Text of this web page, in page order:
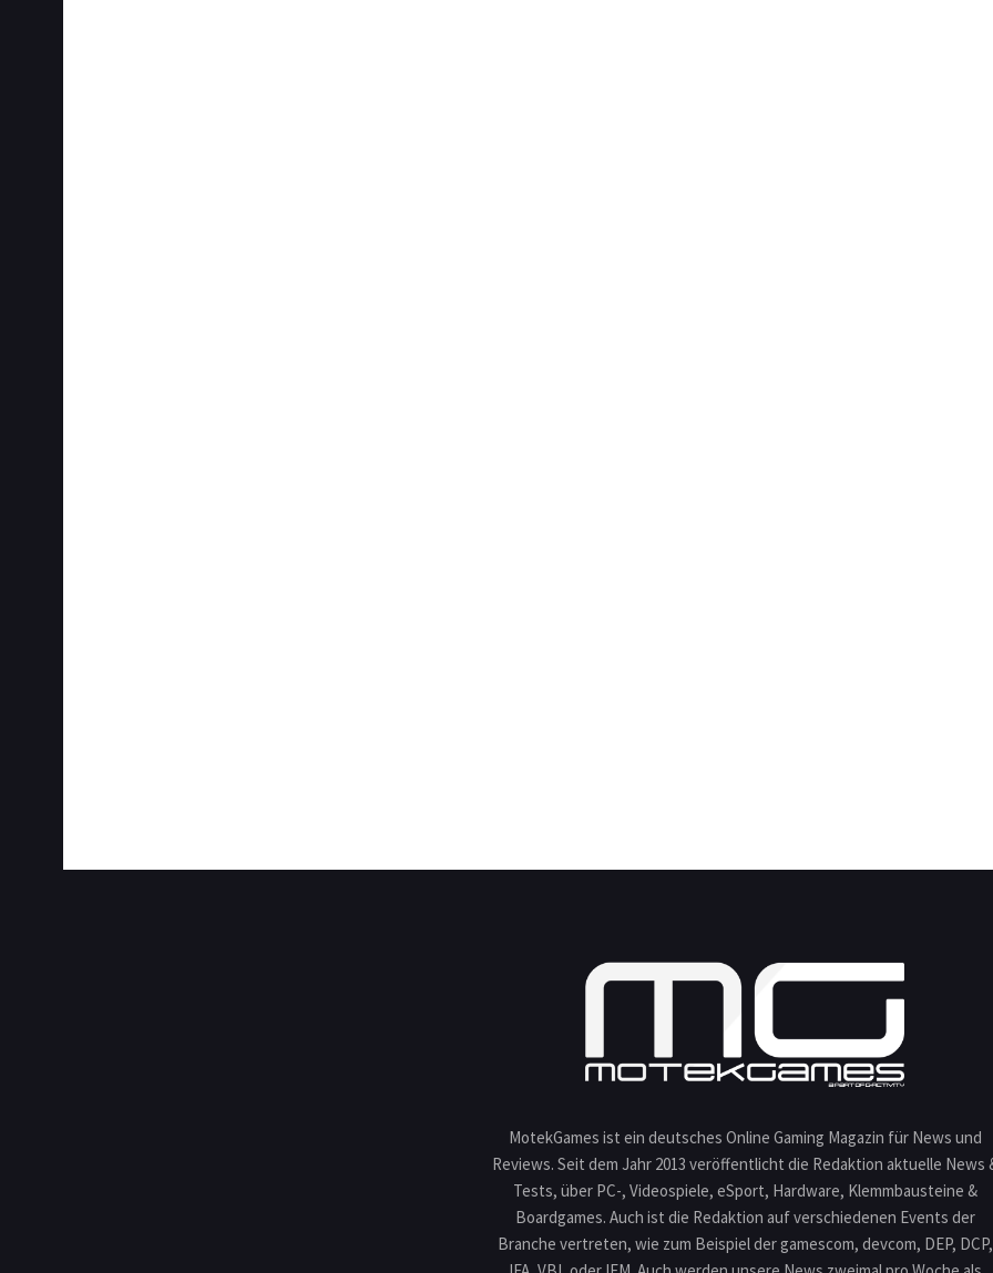
MotekGames ist ein deutsches Online Gaming Magazin für News und
Reviews. Seit dem Jahr 2013 veröffentlicht die Redaktion aktuelle News
Tests, über PC-, Videospiele, eSport, Hardware, Klemmbausteine &
Boardgames. Auch ist die Redaktion auf verschiedenen Events der
Branche vertreten, wie zum Beispiel der gamescom, devcom, DEP, DCP,